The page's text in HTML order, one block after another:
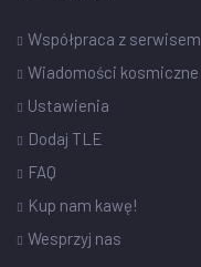
Współpraca z serwisem
Wiadomości kosmiczne
Ustawienia
Dodaj TLE
FAQ
Kup nam kawę!
Wesprzyj nas